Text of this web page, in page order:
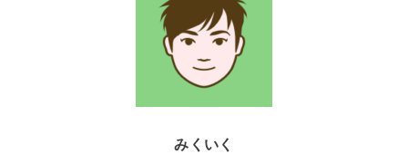
みくいく